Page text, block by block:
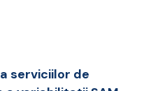
serviciilor de